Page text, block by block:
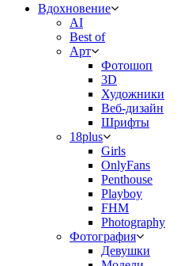
Вдохновение
AI
Best of
Арт
Фотошоп
3D
Художники
Веб-дизайн
Шрифты
18plus
Girls
OnlyFans
Penthouse
Playboy
FHM
Photography
Фотография
Девушки